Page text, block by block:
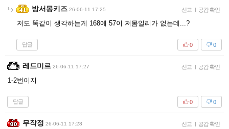
방서몽키즈 26-06-11 17:25 신고 | 공감 확인
저도 똑같이 생각하는게 168에 57이 저몸일리가 없는데...?
답글 0
0
레드미르 26-06-11 17:27 신고 | 공감 확인
1-2번이지
답글 0
0
무작정 26-06-11 17:28 신고 | 공감 확인